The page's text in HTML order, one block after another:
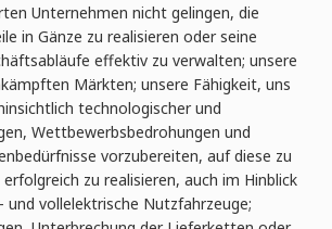
Unternehmen nicht gelingen, die
in Gänze zu realisieren oder seine
effektiv zu verwalten; unsere
Märkten; unsere Fähigkeit, uns
technologischer und
Wettbewerbsbedrohungen und
vorzubereiten, auf diese zu
zu realisieren, auch im Hinblick
und vollelektrische Nutzfahrzeuge;